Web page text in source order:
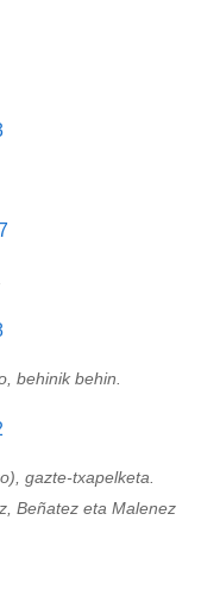
behinik behin.
gazte-txapelketa.
Beñatez eta Malenez